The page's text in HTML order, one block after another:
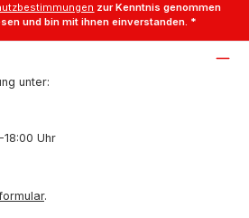
zur Kenntnis genommen
und bin mit ihnen einverstanden. *
unter:
18:00 Uhr
.